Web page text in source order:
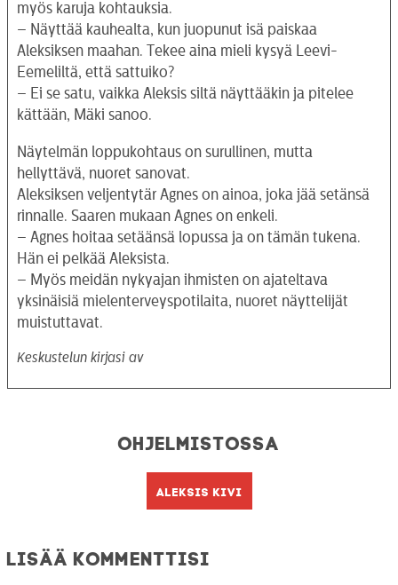
myös karuja kohtauksia.
– Näyttää kauhealta, kun juopunut isä paiskaa
Aleksiksen maahan. Tekee aina mieli kysyä Leevi-
Eemeliltä, että sattuiko?
– Ei se satu, vaikka Aleksis siltä näyttääkin ja pitelee
kättään, Mäki sanoo.
Näytelmän loppukohtaus on surullinen, mutta
hellyttävä, nuoret sanovat.
Aleksiksen veljentytär Agnes on ainoa, joka jää setänsä
rinnalle. Saaren mukaan Agnes on enkeli.
– Agnes hoitaa setäänsä lopussa ja on tämän tukena.
Hän ei pelkää Aleksista.
– Myös meidän nykyajan ihmisten on ajateltava
yksinäisiä mielenterveyspotilaita, nuoret näyttelijät
muistuttavat.
Keskustelun kirjasi av
Ohjelmistossa
Aleksis Kivi
Lisää kommenttisi